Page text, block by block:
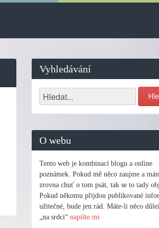
Vyhledávání
O webu
Tento web je kombinací blogu a online
poznámek. Pokud mě něco zaujme a
zrovna chuť o tom psát, tak se to tady
Pokud někomu přijdou publikované
užitečné, bude jen rád. Máte-li něco
„na srdci“ napište mi